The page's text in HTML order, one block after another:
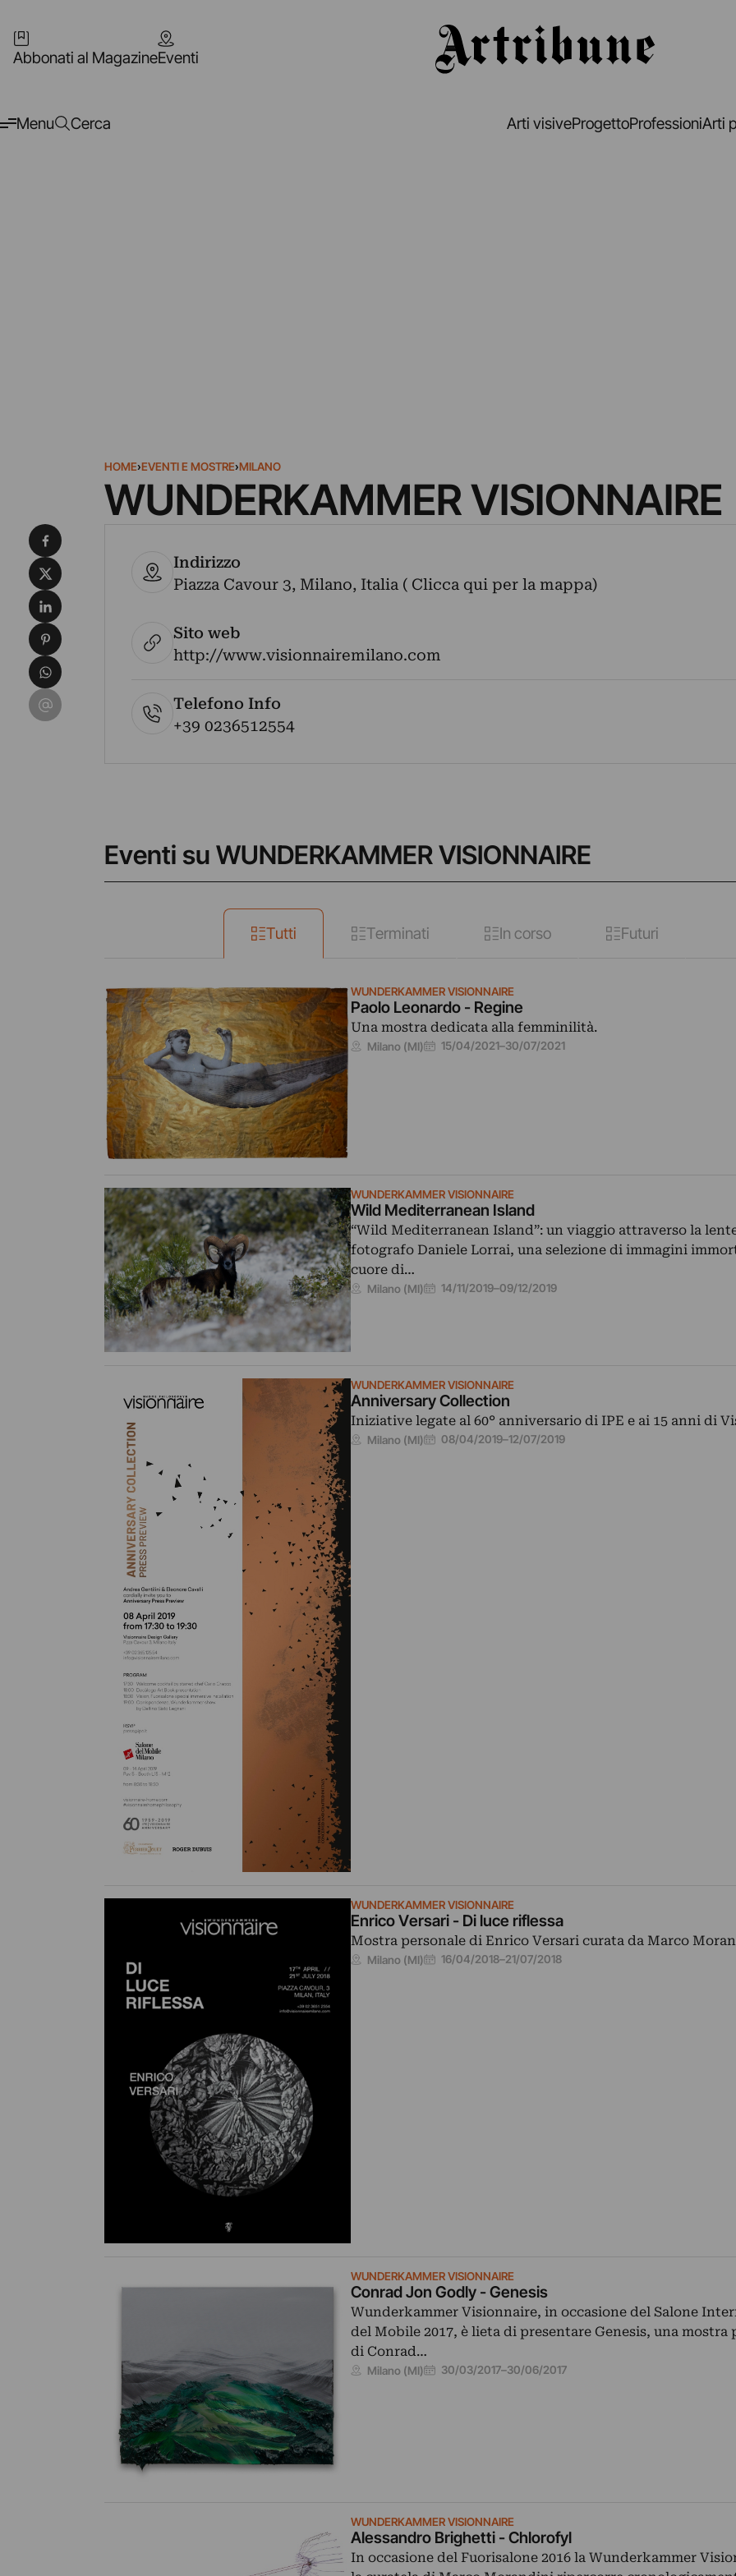
Abbonati al MagazineEventi
Menu Cerca Arti visiveProgettoProfessioniArti
HOME›EVENTI E MOSTRE›MILANO
WUNDERKAMMER VISIONNAIRE
Indirizzo
Piazza Cavour 3, Milano, Italia ( Clicca qui per la mappa)
Sito web
http://www.visionnairemilano.com
Telefono Info
+39 0236512554
Eventi su WUNDERKAMMER VISIONNAIRE
Tutti Terminati In corso Futuri
WUNDERKAMMER VISIONNAIRE
Paolo Leonardo - Regine
Una mostra dedicata alla femminilità.
Milano (MI) 15/04/2021–30/07/2021
WUNDERKAMMER VISIONNAIRE
Wild Mediterranean Island
“Wild Mediterranean Island”: un viaggio attraverso la
fotografo Daniele Lorrai, una selezione di immagini
cuore di…
Milano (MI) 14/11/2019–09/12/2019
WUNDERKAMMER VISIONNAIRE
Anniversary Collection
Iniziative legate al 60° anniversario di IPE e ai 15 anni di
Milano (MI) 08/04/2019–12/07/2019
WUNDERKAMMER VISIONNAIRE
Enrico Versari - Di luce riflessa
Mostra personale di Enrico Versari curata da Marco
Milano (MI) 16/04/2018–21/07/2018
WUNDERKAMMER VISIONNAIRE
Conrad Jon Godly - Genesis
Wunderkammer Visionnaire, in occasione del Salone
del Mobile 2017, è lieta di presentare Genesis, una mostra
di Conrad…
Milano (MI) 30/03/2017–30/06/2017
WUNDERKAMMER VISIONNAIRE
Alessandro Brighetti - Chlorofyl
In occasione del Fuorisalone 2016 la Wunderkammer
Condividi su Facebook
Condividi su X
Condividi su LinkedIn
Condividi su Pinterest
Condividi su WhatsApp
Condividi su Email